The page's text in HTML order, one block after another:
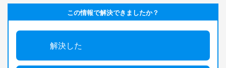
この情報で解決できましたか？
解決した